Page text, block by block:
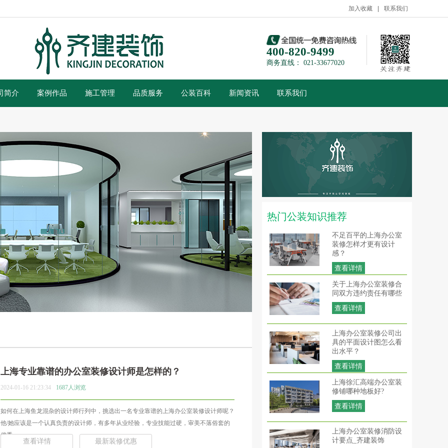
加入收藏 联系我们
400-820-9499
商务直线： 021-33677020
简介 案例作品 施工管理 品质服务 公装百科 新闻资讯 联系我们
热门公装知识推荐
不足百平的上海办公室
装修怎样才更有设计
感？
查看详情
关于上海办公室装修合
同双方违约责任有哪些
查看详情
上海办公室装修公司出
具的平面设计图怎么看
出水平？
查看详情
上海徐汇高端办公室装
修铺哪种地板好?
查看详情
上海办公室装修消防设
计要点_齐建装饰
上海专业靠谱的办公室装修设计师是怎样的？
2024-01-16 21:23:34 1687人浏览
如何在上海鱼龙混杂的设计师行列中，挑选出一名专业靠谱的上海办公室装修设计师呢？
他/她应该是一个认真负责的设计师，有多年从业经验，专业技能过硬，审美不落俗套的
优秀... ...
查看详情 最新装修优惠